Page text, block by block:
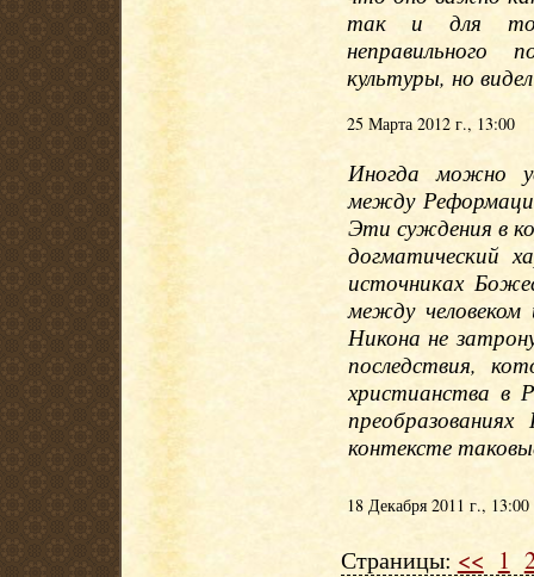
так и для
культуры, но
25 Марта 2012 г., 13:00
Иногда можно
между
Эти суждения в
догматический
источниках
между
Никона не
последствия,
христианства в
контексте
18 Декабря 2011 г., 13:00
Страницы: << 1